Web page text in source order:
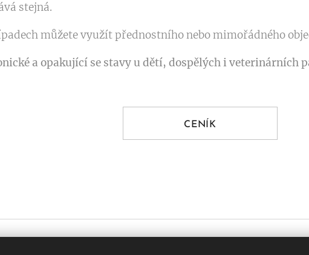
stejná.
můžete využít přednostního nebo mimořádného
a opakující se stavy u dětí, dospělých i veterinárních
CENÍK